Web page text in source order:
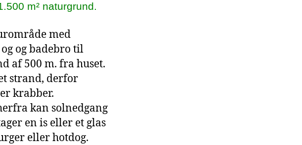
m² naturgrund.
med
og badebro til
af 500 m. fra huset.
strand, derfor
krabber.
kan solnedgang
en is eller et glas
eller hotdog.